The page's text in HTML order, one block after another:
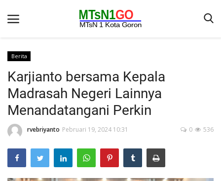
Beranda
Berita
Kontak
Galeri
OPINI
Syarat dan Ketentuan
Berita
Karjianto bersama Kepala
Madrasah Negeri Lainnya
Menandatangani Perkin
rvebriyanto Pebruari 19, 2024 10:31 536
0